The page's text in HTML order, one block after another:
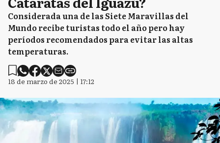
Considerada una de las Siete Maravillas del
Mundo recibe turistas todo el año pero hay
períodos recomendados para evitar las altas
temperaturas.
18 de marzo de 2025 | 17:12